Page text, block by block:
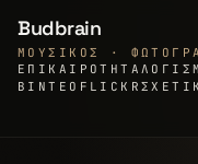
Budbrain
ΜΟΥΣΙΚΌΣ ·
ΕΠΙΚΑΙΡΌΤΗΤΑ
ΒΊΝΤΕΟ FLICKR